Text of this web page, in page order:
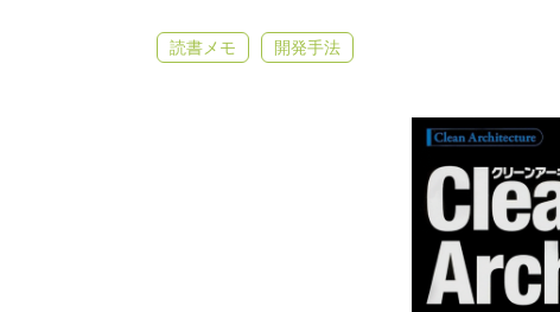
読書メモ 開発手法